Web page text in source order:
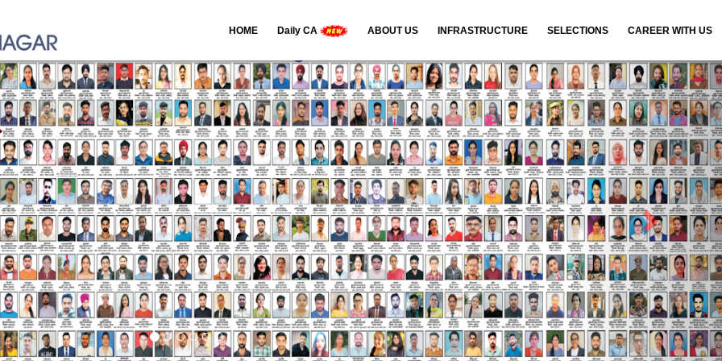
N
e
x
t
CAREER WITH US
SELECTIONS
INFRASTRUCTURE
ABOUT US
Daily CA
HOME